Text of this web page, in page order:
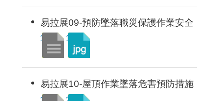
易拉展09-預防墜落職災保護作業安全
易拉展10-屋頂作業墜落危害預防措施